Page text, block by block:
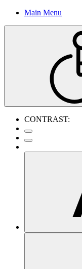
Main Menu
CONTRAST: